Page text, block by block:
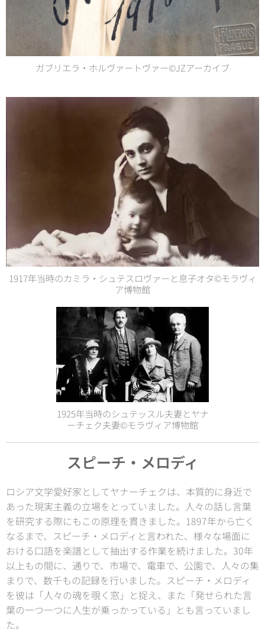
ガブリエラ・ホルヴァートヴァー©JZアーカイブ
1917年当時のカミラ・シュテスロヴァーと息子オタ©モラヴィ
ア博物館
1925年当時のシュテッスル夫妻とヤナ
ーチェク夫妻©モラヴィア博物館
スピーチ・メロディ
ロシア文学愛好家としてヤナーチェクは、本質的に身近で
あった現実主義の立場をとっていました。人々の話し言葉
を研究する際にもこの原理を貫きました。1897年から亡く
なるまで、スピーチ・メロディと言われた、様々な場面に
おける口語を楽譜として抽出する作業を続けました。30年
以上もの間に、通りで、市場で、電車で、公園で、人々の集
まりで、数千もの記録を行いました。スピーチ・メロディ
を彼は「人々の魂を覗く窓」と捉え、また「発せられた言
葉の一つ一つに人生が乗っかっている」とも言っていまし
た。